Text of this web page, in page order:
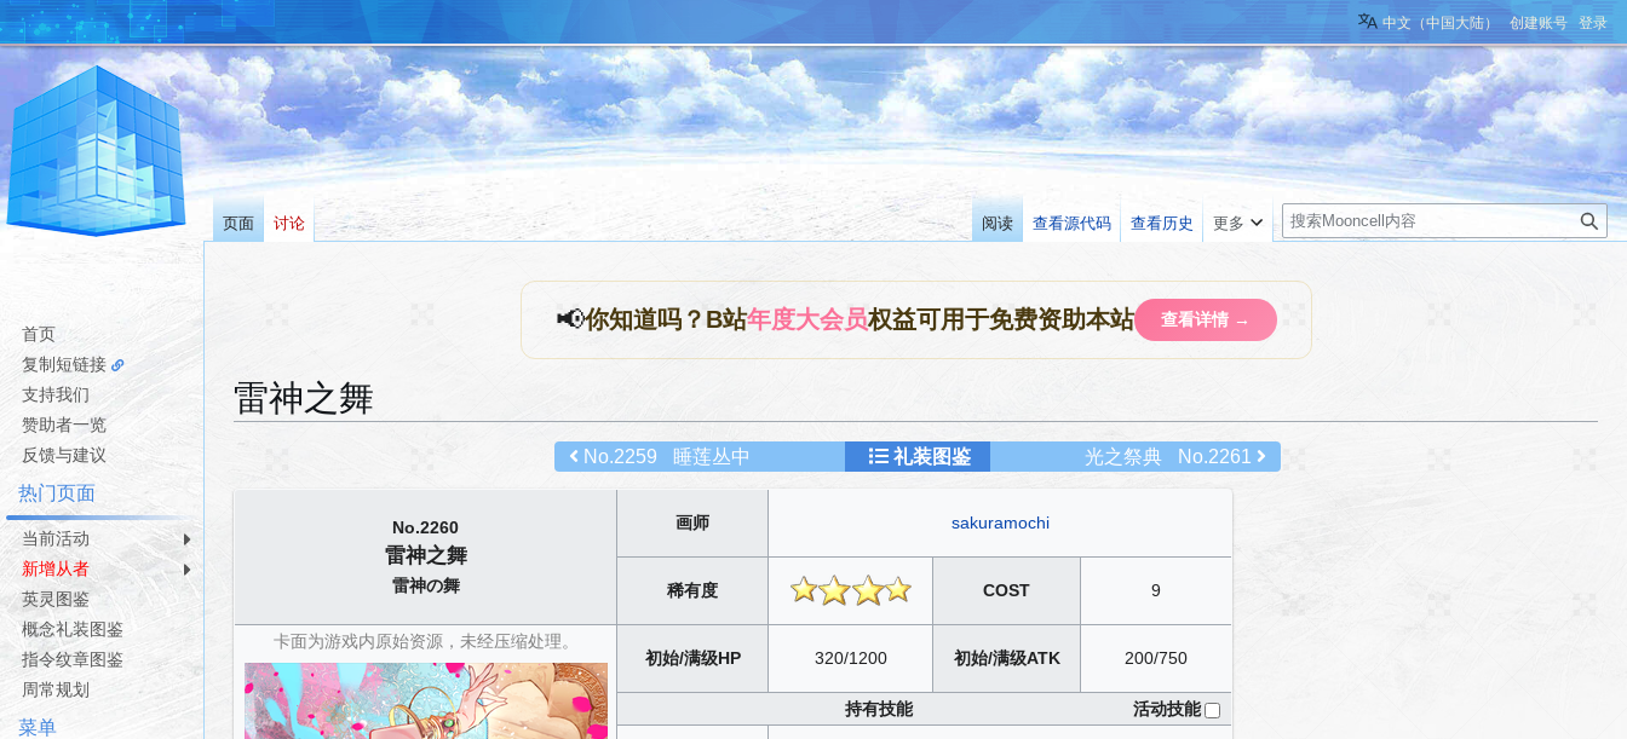
📢你知道吗？B站年度大会员权益可用于免费资助本站 查看详情 →
雷神之舞
礼装图鉴
No.2259 睡莲丛中 No.2261
光之祭典
No.2260
雷神之舞
雷神の舞
画师 sakuramochi
稀有度 COST 9
卡面为游戏内原始资源，未经压缩处理。
初始/满级HP
320/1200 初始/满级ATK 200/750
持有技能 活动技能
中文（中国大陆） 创建账号 登录
页面 讨论 阅读 查看源代码 查看历史 更多
搜
索
首页
复制短链接
支持我们
赞助者一览
反馈与建议
热门页面
当前活动
新增从者
英灵图鉴
概念礼装图鉴
指令纹章图鉴
周常规划
菜单